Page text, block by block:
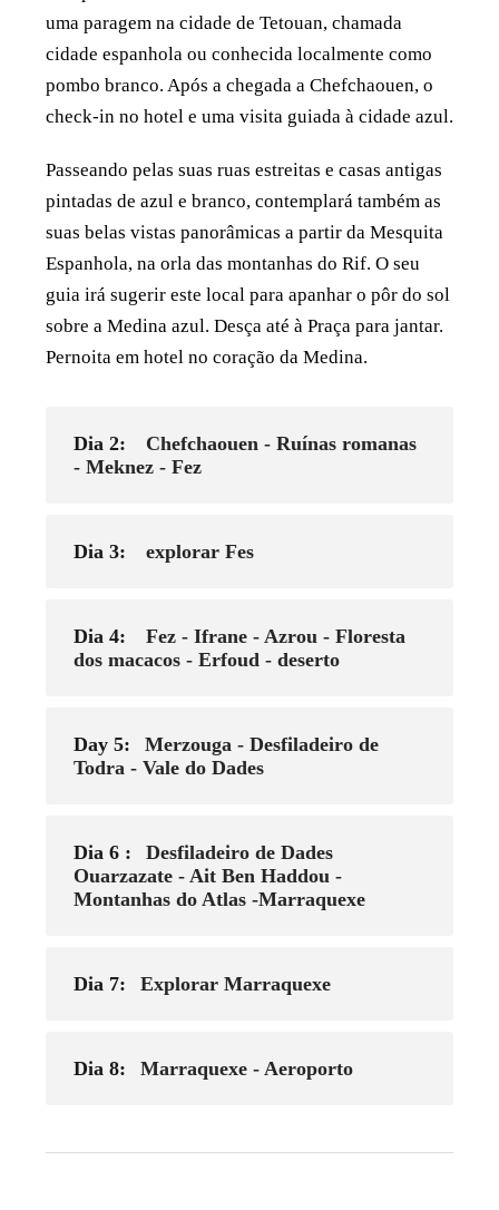
uma paragem na cidade de Tetouan, chamada
cidade espanhola ou conhecida localmente como
pombo branco. Após a chegada a Chefchaouen, o
check-in no hotel e uma visita guiada à cidade azul.
Passeando pelas suas ruas estreitas e casas antigas
pintadas de azul e branco, contemplará também as
suas belas vistas panorâmicas a partir da Mesquita
Espanhola, na orla das montanhas do Rif. O seu
guia irá sugerir este local para apanhar o pôr do sol
sobre a Medina azul. Desça até à Praça para jantar.
Pernoita em hotel no coração da Medina.
Dia 2:
Chefchaouen - Ruínas romanas
- Meknez - Fez
Dia 3: explorar Fes
Dia 4:
Fez - Ifrane - Azrou - Floresta
dos macacos - Erfoud - deserto
Day 5:
Merzouga - Desfiladeiro de
Todra - Vale do Dades
Dia 6 :
Desfiladeiro de Dades
Ouarzazate - Ait Ben Haddou -
Montanhas do Atlas -Marraquexe
Dia 7: Explorar Marraquexe
Dia 8: Marraquexe - Aeroporto